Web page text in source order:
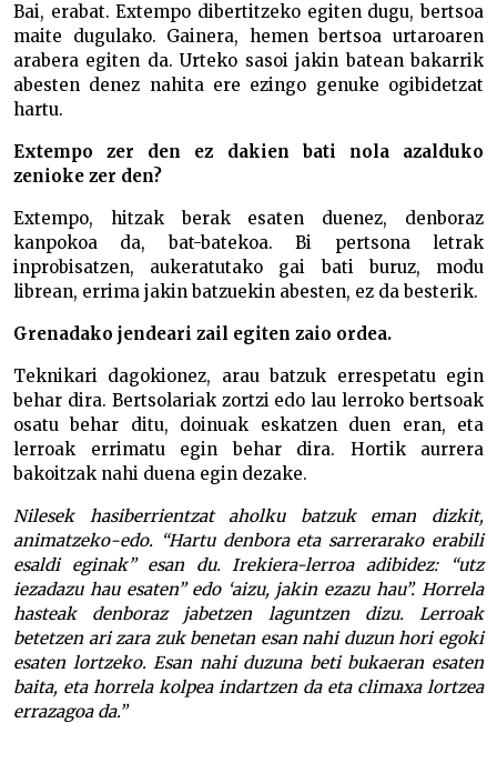
Bai, erabat. Extempo dibertitzeko egiten dugu, bertsoa
maite dugulako. Gainera, hemen bertsoa urtaroaren
arabera egiten da. Urteko sasoi jakin batean bakarrik
abesten denez nahita ere ezingo genuke ogibidetzat
hartu.
Extempo zer den ez dakien bati nola azalduko
zenioke zer den?
Extempo, hitzak berak esaten duenez, denboraz
kanpokoa da, bat-batekoa. Bi pertsona letrak
inprobisatzen, aukeratutako gai bati buruz, modu
librean, errima jakin batzuekin abesten, ez da besterik.
Grenadako jendeari zail egiten zaio ordea.
Teknikari dagokionez, arau batzuk errespetatu egin
behar dira. Bertsolariak zortzi edo lau lerroko bertsoak
osatu behar ditu, doinuak eskatzen duen eran, eta
lerroak errimatu egin behar dira. Hortik aurrera
bakoitzak nahi duena egin dezake.
Nilesek hasiberrientzat aholku batzuk eman dizkit,
animatzeko-edo. “Hartu denbora eta sarrerarako erabili
esaldi eginak” esan du. Irekiera-lerroa adibidez: “utz
iezadazu hau esaten” edo ‘aizu, jakin ezazu hau”. Horrela
hasteak denboraz jabetzen laguntzen dizu. Lerroak
betetzen ari zara zuk benetan esan nahi duzun hori egoki
esaten lortzeko. Esan nahi duzuna beti bukaeran esaten
baita, eta horrela kolpea indartzen da eta climaxa lortzea
errazagoa da.”